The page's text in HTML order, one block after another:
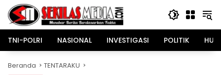
Langsung
konten
TNI-POLRI
NASIONAL INVESTIGASI POLITIK
Beranda TENTARAKU